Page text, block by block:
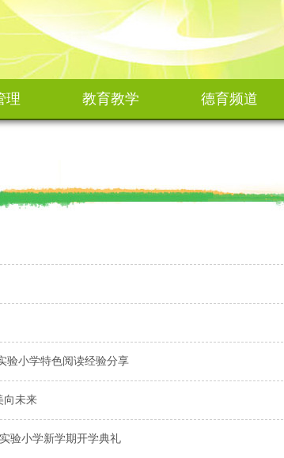
理 教育教学 德育频道
小学特色阅读经验分享
向未来
验小学新学期开学典礼